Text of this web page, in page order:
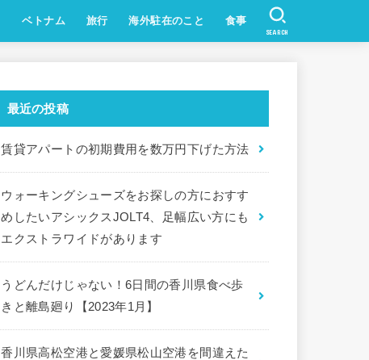
ベトナム 旅行 海外駐在のこと 食事
SEARCH
最近の投稿
賃貸アパートの初期費用を数万円下げた方法
ウォーキングシューズをお探しの方におすす
めしたいアシックスJOLT4、足幅広い方にも
エクストラワイドがあります
うどんだけじゃない！6日間の香川県食べ歩
きと離島廻り【2023年1月】
香川県高松空港と愛媛県松山空港を間違えた